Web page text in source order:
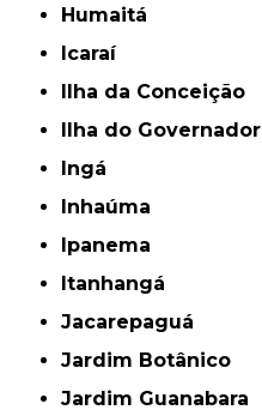
Humaitá
Icaraí
Ilha da Conceição
Ilha do Governador
Ingá
Inhaúma
Ipanema
Itanhangá
Jacarepaguá
Jardim Botânico
Jardim Guanabara